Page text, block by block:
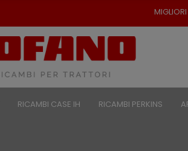
MIGLIORI PREZZI PER
RICAMBI CASE IH RICAMBI PERKINS